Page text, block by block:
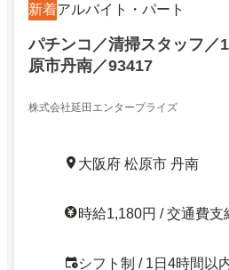
新着アルバイト・パート
パチンコ／清掃スタッフ／
原市丹南／93417
株式会社延田エンタープライズ
大阪府 松原市 丹南
時給1,180円 / 交通費支
シフト制 / 1日4時間以